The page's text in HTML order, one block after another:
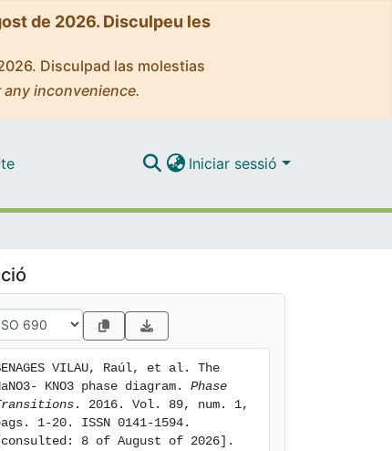
de 2026. Disculpeu les
Disculpad las molestias
inconvenience.
Iniciar sessió
VILAU, Raúl, et al. The
KNO3 phase diagram. Phase
. 2016. Vol. 89, num. 1,
1-20. ISSN 0141-1594.
[consulted: 8 of August of 2026].